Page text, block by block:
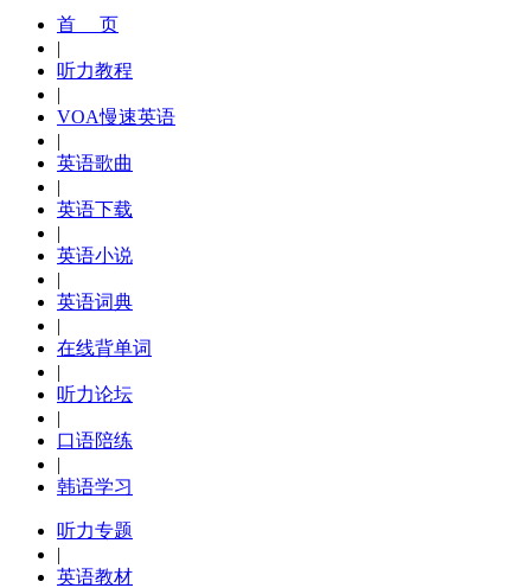
首 页
|
听力教程
|
VOA慢速英语
|
英语歌曲
|
英语下载
|
英语小说
|
英语词典
|
在线背单词
|
听力论坛
|
口语陪练
|
韩语学习
听力专题
|
英语教材